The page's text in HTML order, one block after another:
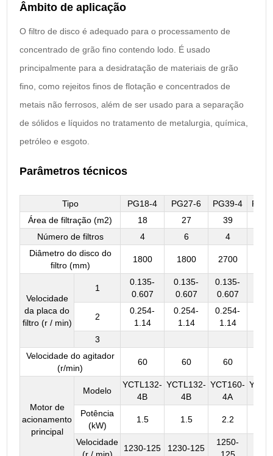
Âmbito de aplicação
O filtro de disco é adequado para o processamento de
concentrado de grão fino contendo lodo. É usado
principalmente para a desidratação de materiais de grão
fino, como rejeitos finos de flotação e concentrados de
metais não ferrosos, além de ser usado para a separação
de sólidos e líquidos no tratamento de metalurgia, química,
petróleo e esgoto.
Parâmetros técnicos
Tipo PG18-4 PG27-6 PG39-4
Área de filtração (m2)
18 27 39
Número de filtros
4 6 4
Diâmetro do disco do
filtro (mm)
1800 1800 2700
Velocidade
da placa do
filtro (r / min)
1
0.135-
0.607
0.135-
0.607
0.135-
0.607
2
0.254-
1.14
0.254-
1.14
0.254-
1.14
3
Velocidade do agitador
(r/min)
60 60 60
Motor de
acionamento
principal
Modelo
YCTL132-
4B
YCTL132-
4B
YCT160-
4A
Potência
(kW)
1.5 1.5 2.2
Velocidade
(r / min)
1230-125 1230-125
1250-
125